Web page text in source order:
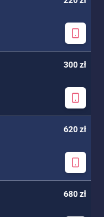
300 zł
620 zł
680 zł